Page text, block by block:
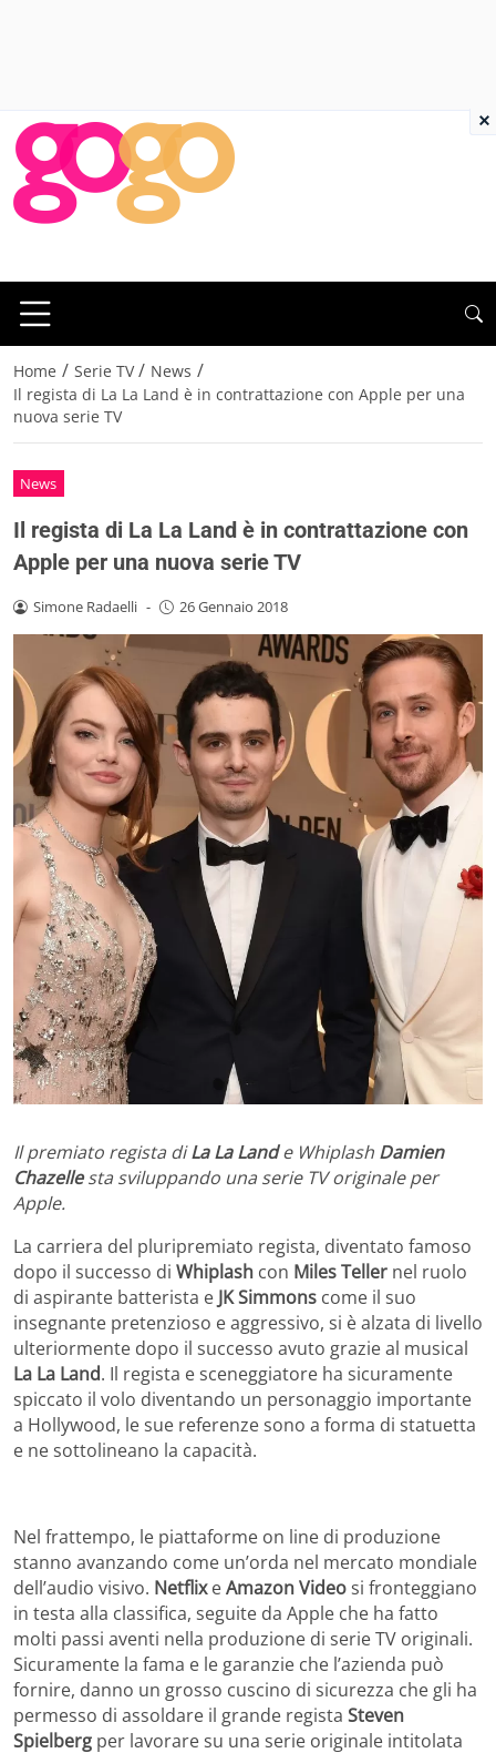
Home / Serie TV / News /
Il regista di La La Land è in contrattazione con Apple per una
nuova serie TV
News
Il regista di La La Land è in contrattazione con
Apple per una nuova serie TV
Simone Radaelli - 26 Gennaio 2018
Il premiato regista diLa La Lande Whiplash Damien
Chazellesta sviluppando una serie TV originale per
Apple.
La carriera del pluripremiato regista, diventato famoso
dopo il successo di Whiplash con Miles Teller nel ruolo
di aspirante batterista e JK Simmons come il suo
insegnante pretenzioso e aggressivo, si è alzata di livello
ulteriormente dopo il successo avuto grazie al musical
La La Land. Il regista e sceneggiatore ha sicuramente
spiccato il volo diventando un personaggio importante
a Hollywood, le sue referenze sono a forma di statuetta
e ne sottolineano la capacità.
Nel frattempo, le piattaforme on line di produzione
stanno avanzando come un’orda nel mercato mondiale
dell’audio visivo. NetflixeAmazon Videosi fronteggiano
in testa alla classifica, seguite da Apple che ha fatto
molti passi aventi nella produzione di serie TV originali.
Sicuramente la fama e le garanzie che l’azienda può
fornire, danno un grosso cuscino di sicurezza che gli ha
permesso di assoldare il grande regista Steven
Spielberg per lavorare su una serie originale intitolata
×